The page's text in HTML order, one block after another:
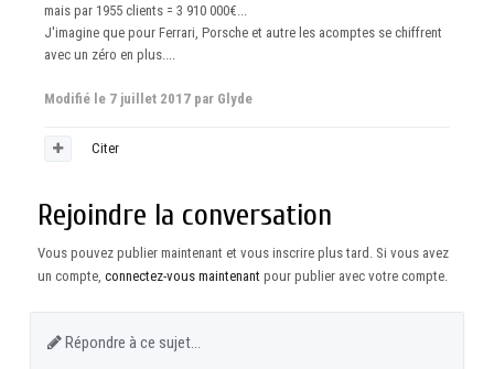
mais par 1955 clients = 3 910 000€...
J'imagine que pour Ferrari, Porsche et autre les acomptes se chiffrent
avec un zéro en plus....
Modifié le 7 juillet 2017 par Glyde
Citer
Rejoindre la conversation
Vous pouvez publier maintenant et vous inscrire plus tard. Si vous avez
un compte, connectez-vous maintenant pour publier avec votre compte.
Répondre à ce sujet…